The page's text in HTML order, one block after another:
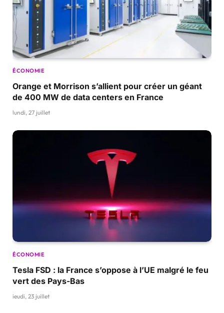
ÉCONOMIE
Orange et Morrison s’allient pour créer un géant
de 400 MW de data centers en France
lundi, 27 juillet
ÉCONOMIE
Tesla FSD : la France s’oppose à l’UE malgré le feu
vert des Pays-Bas
jeudi, 23 juillet